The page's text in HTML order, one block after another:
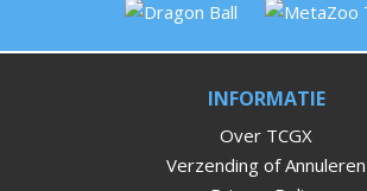
INFORMATIE
Over TCGX
Verzending of Annuleren